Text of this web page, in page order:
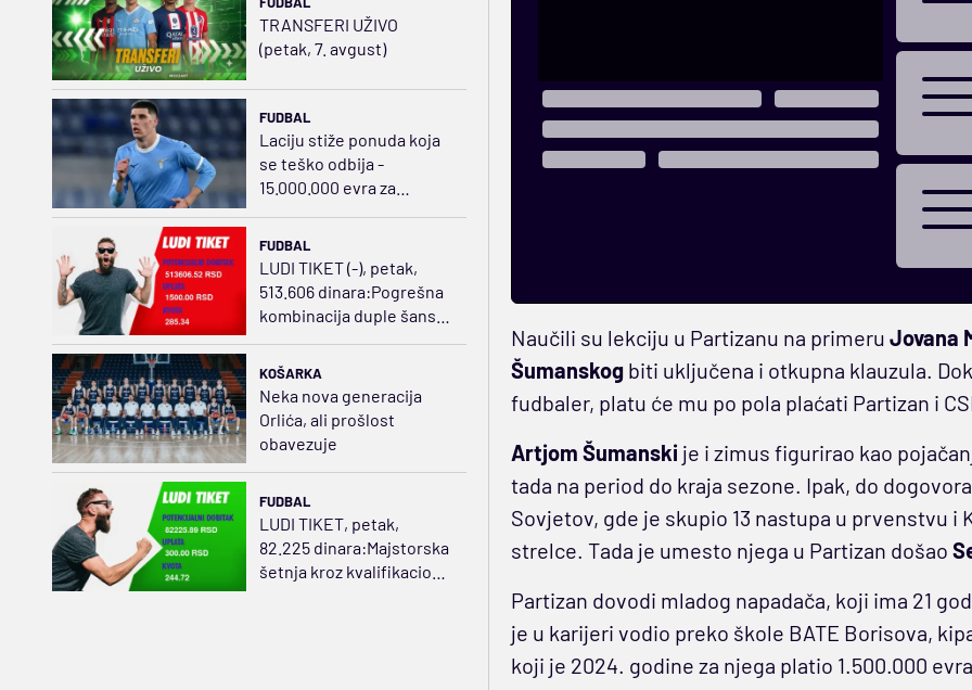
TRANSFERI UŽIVO
(petak, 7. avgust)
FUDBAL
Laciju stiže ponuda koja
se teško odbija -
15.000.000 evra za
FUDBAL
LUDI TIKET (-), petak,
513.606 dinara:Pogrešna
kombinacija duple šanse
i golova sažvakala
dobitak
KOŠARKA
Neka nova generacija
Orlića, ali prošlost
obavezuje
FUDBAL
LUDI TIKET, petak,
82.225 dinara:Majstorska
šetnja kroz kvalifikacione
Naučili su lekciju u Partizanu na primeru Jovana
Šumanskogbiti uključena i otkupna klauzula.
fudbaler, platu će mu po pola plaćati Partizan i
Artjom Šumanski je i zimus figurirao kao
tada na period do kraja sezone. Ipak, do
Sovjetov, gde je skupio 13 nastupa u prvenstvu i
strelce. Tada je umesto njega u Partizan došao
Partizan dovodi mladog napadača, koji ima 21
je u karijeri vodio preko škole BATE Borisova,
koji je 2024. godine za njega platio 1.500.000